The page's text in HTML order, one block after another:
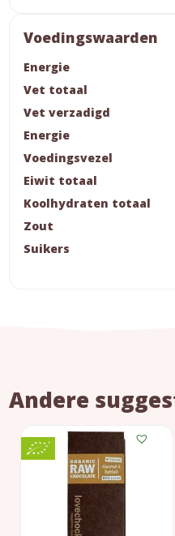
Voedingswaarden
Energie
Vet totaal
Vet verzadigd
Energie
Voedingsvezel
Eiwit totaal
Koolhydraten totaal
Zout
Suikers
Andere